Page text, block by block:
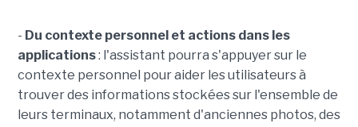
- Du contexte personnel et actions dans les
applications: l'assistant pourra s'appuyer sur le
contexte personnel pour aider les utilisateurs à
trouver des informations stockées sur l'ensemble de
leurs terminaux, notamment d'anciennes photos, des